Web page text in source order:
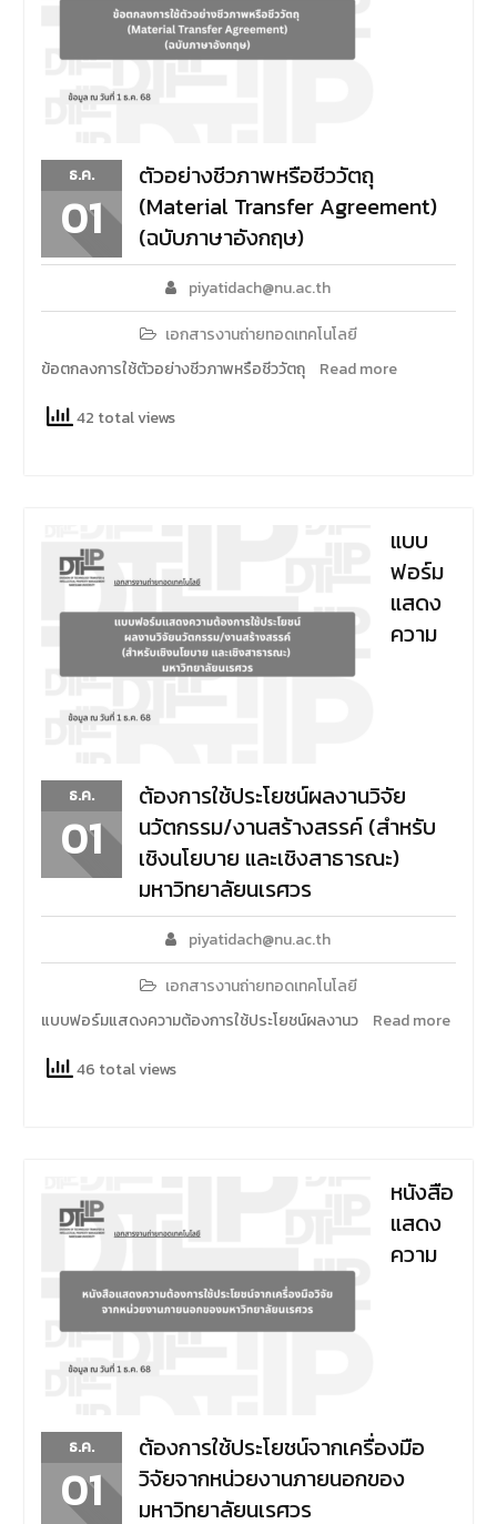
ธ.ค.
01
ตัวอย่างชีวภาพหรือชีววัตถุ
(Material Transfer Agreement)
(ฉบับภาษาอังกฤษ)
piyatidach@nu.ac.th
เอกสารงานถ่ายทอดเทคโนโลยี
ข้อตกลงการใช้ตัวอย่างชีวภาพหรือชีววัตถุ
Read more
42 total views
ธ.ค.
01
แบบ
ฟอร์ม
แสดง
ความ
ต้องการใช้ประโยชน์ผลงานวิจัย
นวัตกรรม/งานสร้างสรรค์ (สำหรับ
เชิงนโยบาย และเชิงสาธารณะ)
มหาวิทยาลัยนเรศวร
piyatidach@nu.ac.th
เอกสารงานถ่ายทอดเทคโนโลยี
แบบฟอร์มแสดงความต้องการใช้ประโยชน์ผลงานว
Read more
46 total views
ธ.ค.
01
หนังสือ
แสดง
ความ
ต้องการใช้ประโยชน์จากเครื่องมือ
วิจัยจากหน่วยงานภายนอกของ
มหาวิทยาลัยนเรศวร